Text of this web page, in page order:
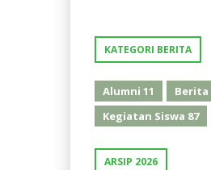
KATEGORI BERITA
Alumni 11 Berita
Kegiatan Siswa 87
ARSIP 2026